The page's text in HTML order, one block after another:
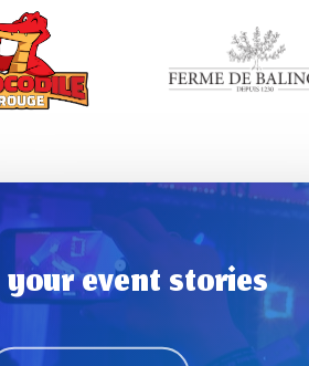
your event stories